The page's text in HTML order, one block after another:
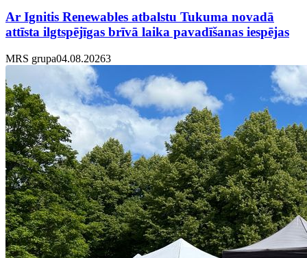
Ar Ignitis Renewables atbalstu Tukuma novadā
attīsta ilgtspējīgas brīvā laika pavadīšanas iespējas
MRS grupa04.08.20263